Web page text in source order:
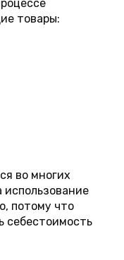
товары:
во многих
использование
потому что
себестоимость